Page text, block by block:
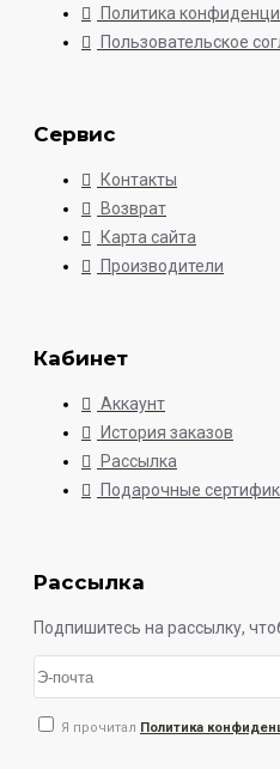
Политика
Пользовательское
Сервис
Контакты
Возврат
Карта сайта
Производители
Кабинет
Аккаунт
История заказов
Рассылка
Подарочные
Рассылка
Подпишитесь на рассылку,
Я прочитал Политика